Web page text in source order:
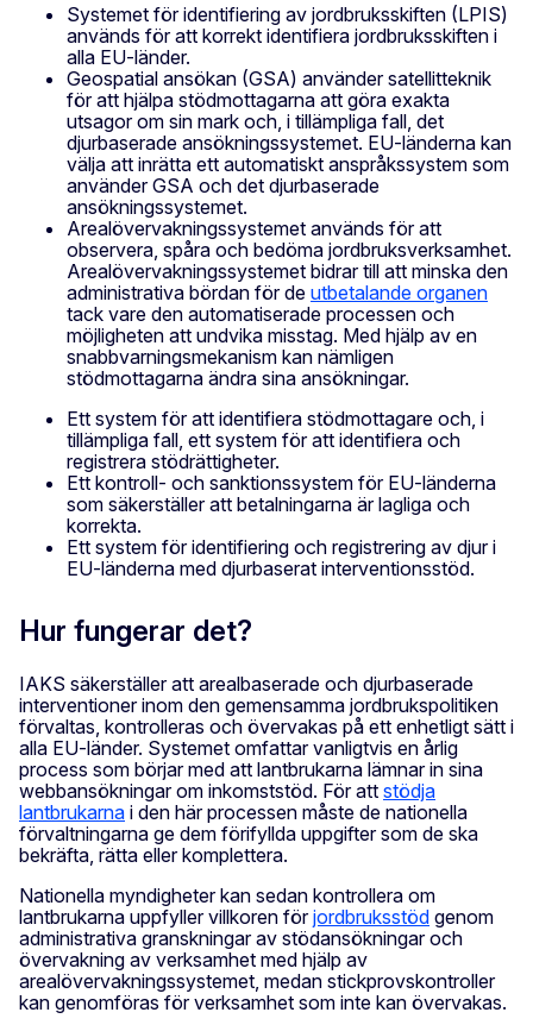
Systemet för identifiering av jordbruksskiften (LPIS)
används för att korrekt identifiera jordbruksskiften i
alla EU-länder.
Geospatial ansökan (GSA) använder satellitteknik
för att hjälpa stödmottagarna att göra exakta
utsagor om sin mark och, i tillämpliga fall, det
djurbaserade ansökningssystemet. EU-länderna kan
välja att inrätta ett automatiskt anspråkssystem som
använder GSA och det djurbaserade
ansökningssystemet.
Arealövervakningssystemet används för att
observera, spåra och bedöma jordbruksverksamhet.
Arealövervakningssystemet bidrar till att minska den
administrativa bördan för de utbetalande organen
tack vare den automatiserade processen och
möjligheten att undvika misstag. Med hjälp av en
snabbvarningsmekanism kan nämligen
stödmottagarna ändra sina ansökningar.
Ett system för att identifiera stödmottagare och, i
tillämpliga fall, ett system för att identifiera och
registrera stödrättigheter.
Ett kontroll- och sanktionssystem för EU-länderna
som säkerställer att betalningarna är lagliga och
korrekta.
Ett system för identifiering och registrering av djur i
EU-länderna med djurbaserat interventionsstöd.
Hur fungerar det?
IAKS säkerställer att arealbaserade och djurbaserade
interventioner inom den gemensamma jordbrukspolitiken
förvaltas, kontrolleras och övervakas på ett enhetligt sätt i
alla EU-länder. Systemet omfattar vanligtvis en årlig
process som börjar med att lantbrukarna lämnar in sina
webbansökningar om inkomststöd. För att stödja
lantbrukarna i den här processen måste de nationella
förvaltningarna ge dem förifyllda uppgifter som de ska
bekräfta, rätta eller komplettera.
Nationella myndigheter kan sedan kontrollera om
lantbrukarna uppfyller villkoren förjordbruksstöd genom
administrativa granskningar av stödansökningar och
övervakning av verksamhet med hjälp av
arealövervakningssystemet, medan stickprovskontroller
kan genomföras för verksamhet som inte kan övervakas.